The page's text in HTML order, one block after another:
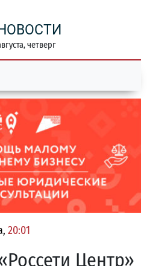
НОВОСТИ
четверг
20:01
Центр»